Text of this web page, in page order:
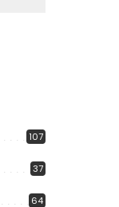
107
37
64